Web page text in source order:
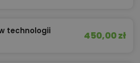
technologii
450,00 zł